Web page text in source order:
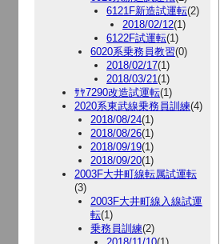
6121F新造試運転(2)
2018/02/12(1)
6122F試運転(1)
6020系乗務員教習(0)
2018/02/17(1)
2018/03/21(1)
ｻﾔ7290改造試運転(1)
2020系東武線乗務員訓練(4)
2018/08/24(1)
2018/08/26(1)
2018/09/19(1)
2018/09/20(1)
2003F大井町線転属試運転
(3)
2003F大井町線入線試運
転(1)
乗務員訓練(2)